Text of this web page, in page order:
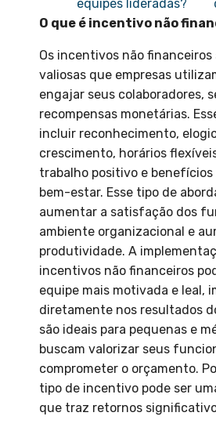
equipes lideradas?
O que é incentivo não
Os incentivos não
valiosas que empresas
engajar seus colaboradores,
recompensas monetárias.
incluir reconhecimento,
crescimento, horários
trabalho positivo e benefícios
bem-estar. Esse tipo de
aumentar a satisfação dos
ambiente organizacional e
produtividade. A
incentivos não financeiros
equipe mais motivada e leal,
diretamente nos resultados
são ideais para pequenas e
buscam valorizar seus
comprometer o orçamento.
tipo de incentivo pode ser
que traz retornos